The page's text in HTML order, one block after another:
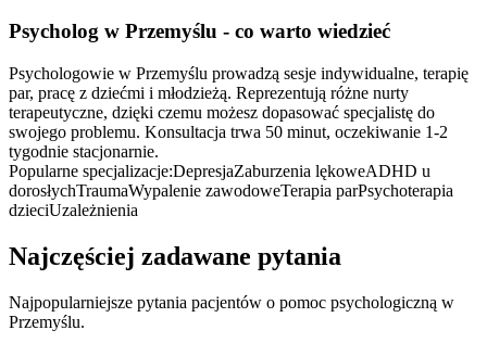
Psycholog w Przemyślu - co warto wiedzieć
Psychologowie w Przemyślu prowadzą sesje indywidualne, terapię
par, pracę z dziećmi i młodzieżą. Reprezentują różne nurty
terapeutyczne, dzięki czemu możesz dopasować specjalistę do
swojego problemu. Konsultacja trwa 50 minut, oczekiwanie 1-2
tygodnie stacjonarnie.
Popularne specjalizacje:DepresjaZaburzenia lękoweADHD u
dorosłychTraumaWypalenie zawodoweTerapia parPsychoterapia
dzieciUzależnienia
Najczęściej zadawane pytania
Najpopularniejsze pytania pacjentów o pomoc psychologiczną w
Przemyślu.